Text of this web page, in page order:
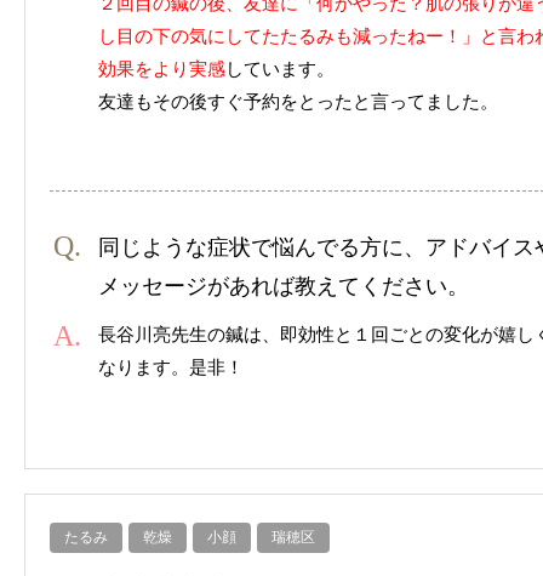
し目の下の気にしてたたるみも減ったねー！」と言わ
効果をより実感しています。
友達もその後すぐ予約をとったと言ってました。
同じような症状で悩んでる方に、アドバイス
メッセージがあれば教えてください。
長谷川亮先生の鍼は、即効性と１回ごとの変化が嬉し
なります。是非！
たるみ 乾燥 小顔 瑞穂区